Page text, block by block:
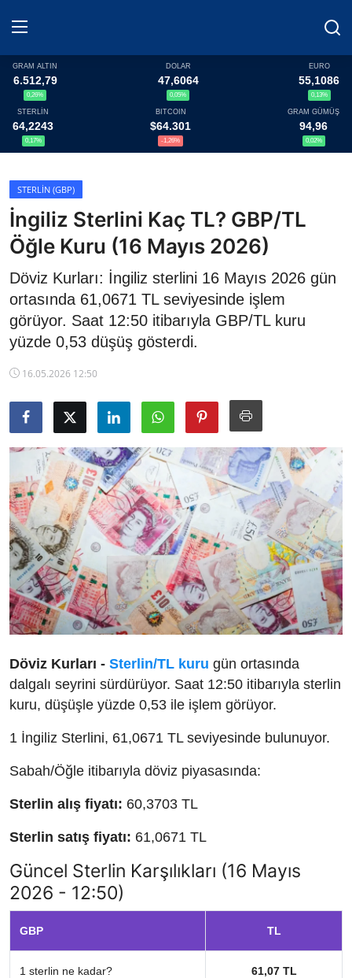
Haberler
Döviz
Altın Fiyatları
Döviz Kurları
Fonlar
Kripto Paralar
Çeviriciler
TCMB Kurları
Emtia Fiyatları
Kapalı Çarşı
Şirket Haberleri
GRAM ALTIN
6.512,79
0,26%
DOLAR
47,6064
0,05%
EURO
55,1086
0,13%
STERLİN
64,2243
0,17%
BITCOIN
$64.301
-1,26%
GRAM GÜMÜŞ
94,96
0,02%
STERLIN (GBP)
İngiliz Sterlini Kaç TL? GBP/TL
Öğle Kuru (16 Mayıs 2026)
Döviz Kurları: İngiliz sterlini 16 Mayıs 2026 gün
ortasında 61,0671 TL seviyesinde işlem
görüyor. Saat 12:50 itibarıyla GBP/TL kuru
yüzde 0,53 düşüş gösterdi.
16.05.2026 12:50
Döviz Kurları - Sterlin/TL kuru gün ortasında
dalgalı seyrini sürdürüyor. Saat 12:50 itibarıyla sterlin
kuru, düşüşle yüzde 0,53 ile işlem görüyor.
1 İngiliz Sterlini, 61,0671 TL seviyesinde bulunuyor.
Sabah/Öğle itibarıyla döviz piyasasında:
Sterlin alış fiyatı: 60,3703 TL
Sterlin satış fiyatı: 61,0671 TL
Güncel Sterlin Karşılıkları (16 Mayıs
2026 - 12:50)
GBP TL
1 sterlin ne kadar? 61,07 TL